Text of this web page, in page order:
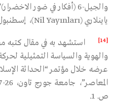
ياينلاري (Nil Yayınları)، إسطنبول – 2012م) بـ[اللغة التركية].
[14]
استشهد به في مقال كتبه
والهوية والسياسة التمثيلية
عرضه خلال مؤتمر “الحداثة
ص. 1.